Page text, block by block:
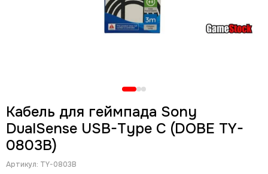
Кабель для геймпада Sony
DualSense USB-Type C (DOBE TY-
0803B)
Артикул: TY-0803B